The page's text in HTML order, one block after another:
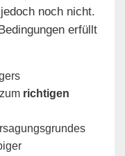
noch nicht.
erfüllt
richtigen